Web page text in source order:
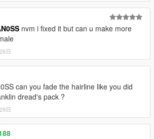
nvm i fixed it but can u make more
日
can you fade the hairline like you did
dread's pack ?
日